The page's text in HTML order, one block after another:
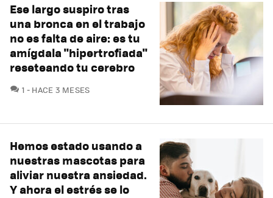
Ese largo suspiro tras
una bronca en el trabajo
no es falta de aire: es tu
amígdala "hipertrofiada"
reseteando tu cerebro
1 COMENTARIOS
HACE 3 MESES
Hemos estado usando a
nuestras mascotas para
aliviar nuestra ansiedad.
Y ahora el estrés se lo